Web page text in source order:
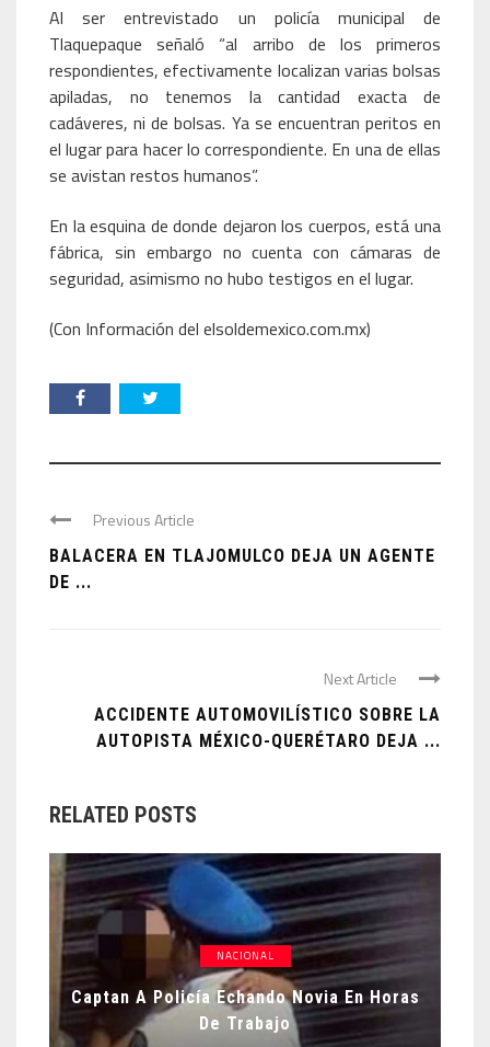
Al ser entrevistado un policía municipal de
Tlaquepaque señaló “al arribo de los primeros
respondientes, efectivamente localizan varias bolsas
apiladas, no tenemos la cantidad exacta de
cadáveres, ni de bolsas. Ya se encuentran peritos en
el lugar para hacer lo correspondiente. En una de ellas
se avistan restos humanos”.
En la esquina de donde dejaron los cuerpos, está una
fábrica, sin embargo no cuenta con cámaras de
seguridad, asimismo no hubo testigos en el lugar.
(Con Información del elsoldemexico.com.mx)
Previous Article
BALACERA EN TLAJOMULCO DEJA UN AGENTE
DE ...
Next Article
ACCIDENTE AUTOMOVILÍSTICO SOBRE LA
AUTOPISTA MÉXICO-QUERÉTARO DEJA ...
RELATED POSTS
NACIONAL
Captan A Policía Echando Novia En Horas
De Trabajo